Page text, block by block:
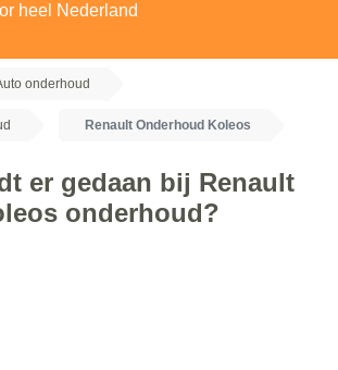
heel Nederland
onderhoud
Renault Onderhoud Koleos
er gedaan bij Renault
onderhoud?